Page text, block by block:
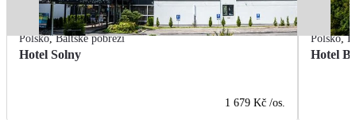
Polsko,Baltské pobřeží
Hotel Solny
1 679 Kč /os.
Polsko,
Hotel